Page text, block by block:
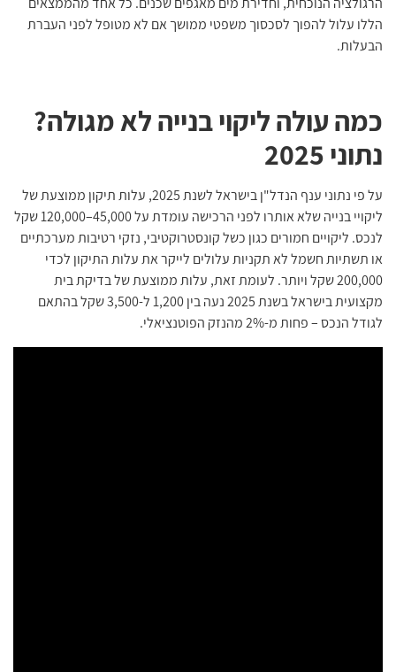
הללו עלול להפוך לסכסוך משפטי ממושך אם לא מטופל לפני העברת
הבעלות.
כמה עולה ליקוי בנייה לא מגולה?
נתוני 2025
על פי נתוני ענף הנדל"ן בישראל לשנת 2025, עלות תיקון ממוצעת של
ליקויי בנייה שלא אותרו לפני הרכישה עומדת על 45,000–120,000 שקל
לנכס. ליקויים חמורים כגון כשל קונסטרוקטיבי, נזקי רטיבות מערכתיים
או תשתיות חשמל לא תקניות עלולים לייקר את עלות התיקון לכדי
200,000 שקל ויותר. לעומת זאת, עלות ממוצעת של בדיקת בית
מקצועית בישראל בשנת 2025 נעה בין 1,200 ל-3,500 שקל בהתאם
לגודל הנכס – פחות מ-2% מהנזק הפוטנציאלי.